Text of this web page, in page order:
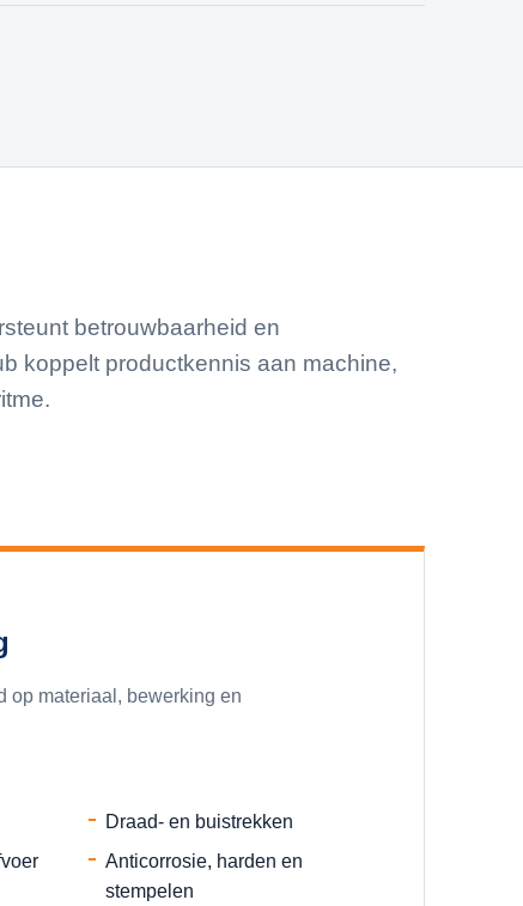
betrouwbaarheid en
koppelt productkennis aan machine,
op materiaal, bewerking en
Draad- en buistrekken
Anticorrosie, harden en
stempelen